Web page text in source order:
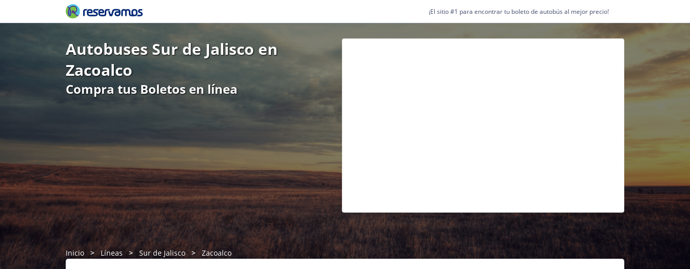
¡El sitio #1 para encontrar tu boleto de autobús al mejor precio!
Autobuses Sur de Jalisco en
Zacoalco
Compra tus Boletos en línea
Inicio Líneas Sur de Jalisco Zacoalco